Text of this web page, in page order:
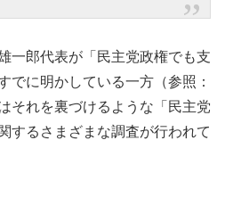
一郎代表が「民主党政権でも支
でに明かしている一方（参照：
それを裏づけるような「民主党
するさまざまな調査が行われて